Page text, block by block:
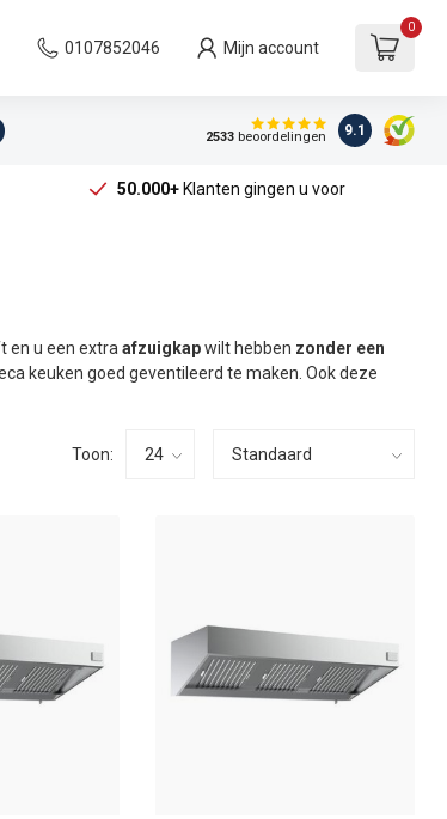
0107852046 Mijn account
0
2533beoordelingen 9.1
50.000+Klanten gingen u voor
en u een extra afzuigkapwilt hebben zonder een
keuken goed geventileerd te maken. Ook deze
Toon: